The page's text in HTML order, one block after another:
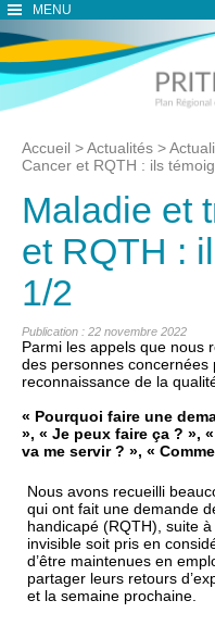
MENU
Accueil >Actualités >
Cancer et RQTH : ils
Maladie et
et RQTH :
1/2
Publication : 22 novembre 2022
Parmi les appels que nous
des personnes concernées
reconnaissance de la
« Pourquoi faire une
», « Je peux faire ça ? »,
va me servir ? », «
Nous avons recueilli
qui ont fait une demande
handicapé (RQTH), suite
invisible soit pris en
d’être maintenues en
partager leurs retours
et la semaine prochaine.